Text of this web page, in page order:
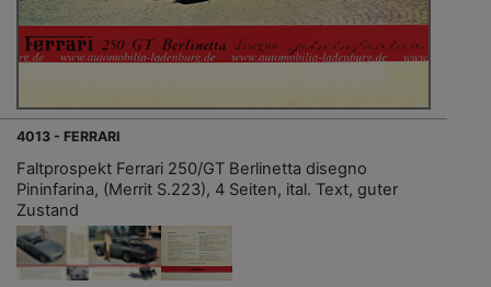
4013 - FERRARI
Faltprospekt Ferrari 250/GT Berlinetta disegno
Pininfarina, (Merrit S.223), 4 Seiten, ital. Text, guter
Zustand